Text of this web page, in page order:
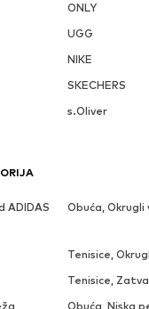
ONLY
UGG
NIKE
SKECHERS
s.Oliver
ADIDAS
Obuća, Okrugli
Tenisice,
Tenisice,
Obuća, Niska